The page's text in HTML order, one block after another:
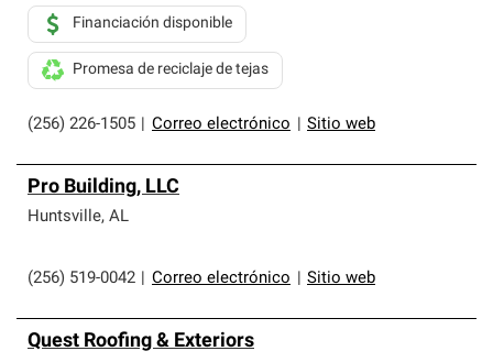
(256) 226-1505 Correo electrónico Sitio web
Financiación disponible
Promesa de reciclaje de tejas
Pro Building, LLC
Huntsville, AL
(256) 519-0042 Correo electrónico Sitio web
Quest Roofing & Exteriors